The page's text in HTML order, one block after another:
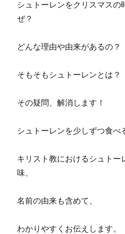
シュトーレンをクリスマスの
ぜ？
どんな理由や由来があるの？
そもそもシュトーレンとは？
その疑問、解消します！
シュトーレンを少しずつ食べ
キリスト教におけるシュトー
味、
名前の由来も含めて、
わかりやすくお伝えします。